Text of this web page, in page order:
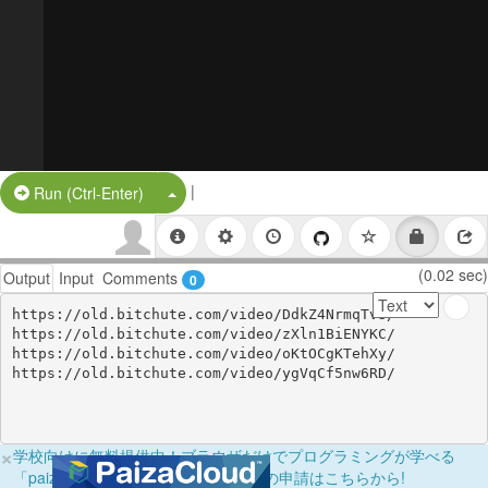
Run (Ctrl-Enter) Split Button!
|
Output Input Comments 0 (0.02 sec)
https://old.bitchute.com/video/DdkZ4NrmqTv3/
https://old.bitchute.com/video/zXln1BiENYKC/
https://old.bitchute.com/video/oKtOCgKTehXy/
https://old.bitchute.com/video/ygVqCf5nw6RD/
×学校向けに無料提供中！ブラウザだけでプログラミングが学べる
「paizaラーニング学校フリーパス」の申請はこちらから!